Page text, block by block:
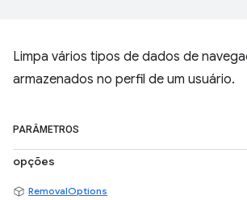
Limpa vários tipos de dados de
armazenados no perfil de um usuário.
PARÂMETROS
opções
RemovalOptions